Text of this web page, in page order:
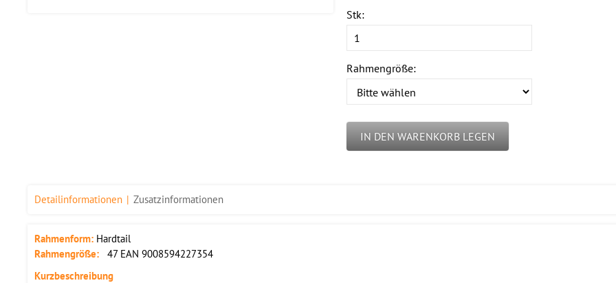
Stk:
Rahmengröße:
IN DEN WARENKORB LEGEN
Detailinformationen Zusatzinformationen
Rahmenform: Hardtail
Rahmengröße: 47 EAN 9008594227354
Kurzbeschreibung